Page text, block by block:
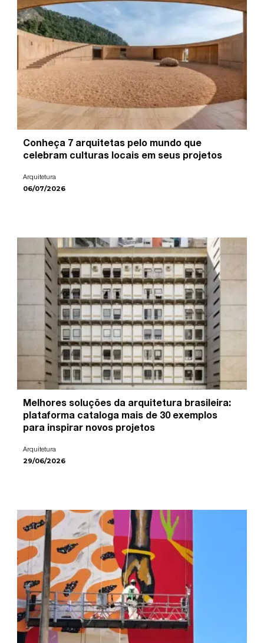
Conheça 7 arquitetas pelo mundo que
celebram culturas locais em seus projetos
Arquitetura
06/07/2026
Melhores soluções da arquitetura brasileira:
plataforma cataloga mais de 30 exemplos
para inspirar novos projetos
Arquitetura
29/06/2026